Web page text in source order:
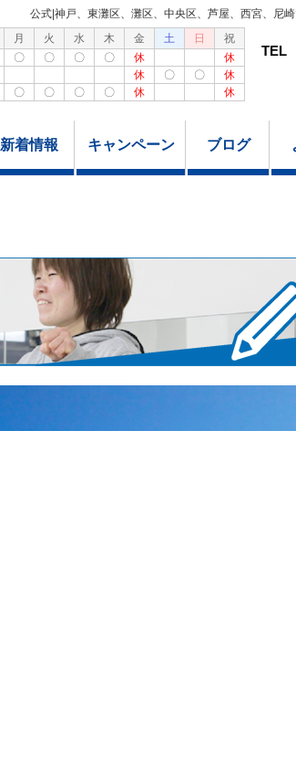
公式|神戸、東灘区、灘区、中央区、芦屋、西宮、尼
月
火 水 木 金 土 日
祝
〇 〇 〇 〇 休
休
休 〇 〇
休
〇 〇 〇 〇 休 休
TEL
新着情報 キャンペーン ブログ